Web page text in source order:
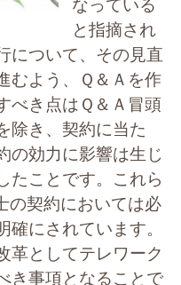
なっている
と指摘され
について、その見直
むよう、Ｑ＆Ａを作
べき点はＱ＆Ａ冒頭
除き、契約に当た
の効力に影響は生じ
たことです。これら
の契約においては必
にされています。
革としてテレワーク
き事項となることで
くあるご質問
情報・パートナー募集
情報
い合わせ
イバシーポリシー
06-6889-6018